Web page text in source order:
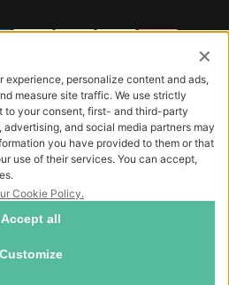
Lecco 77, Como (22100) - Cap. Soc.